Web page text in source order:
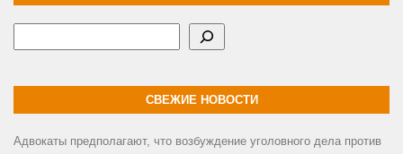
СВЕЖИЕ НОВОСТИ
Адвокаты предполагают, что возбуждение уголовного дела против